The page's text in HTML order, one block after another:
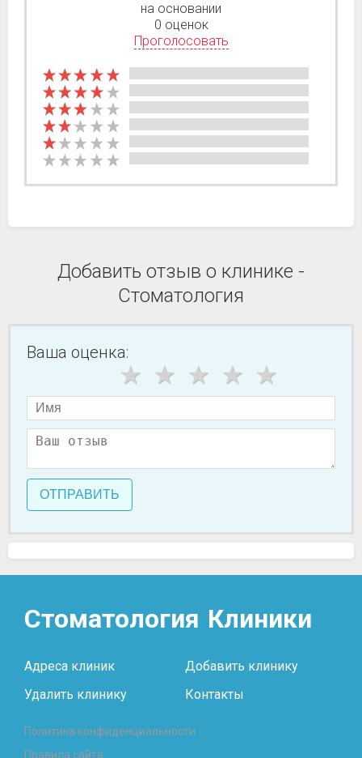
на основании
0 оценок
Проголосовать
Добавить отзыв о клинике -
Стоматология
Ваша оценка:
ОТПРАВИТЬ
Стоматология Клиники
Адреса клиник
Добавить клинику
Удалить клинику
Контакты
Политика конфиденциальности
Правила сайта